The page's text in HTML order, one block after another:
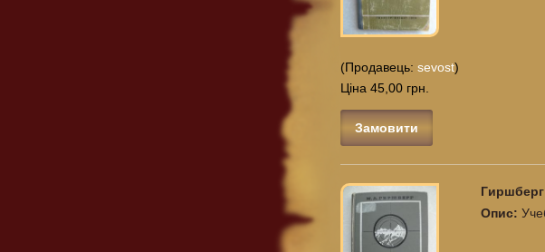
(Продавець:sevost)
Ціна 45,00 грн.
Замовити
Опис: